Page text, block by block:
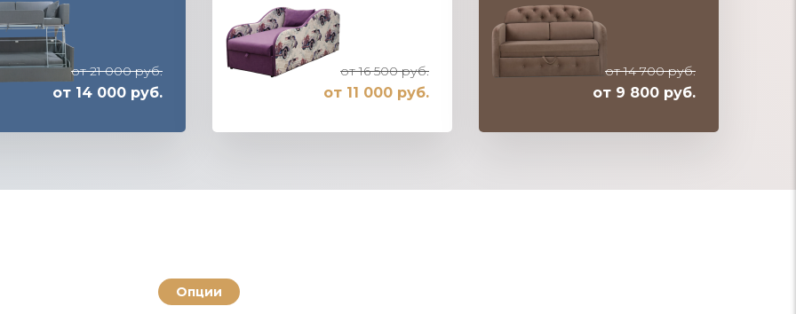
от 21 000 руб.
от 14 000 руб.
от 16 500 руб.
от 11 000 руб.
от 14 700 руб.
от 9 800 руб.
Опции